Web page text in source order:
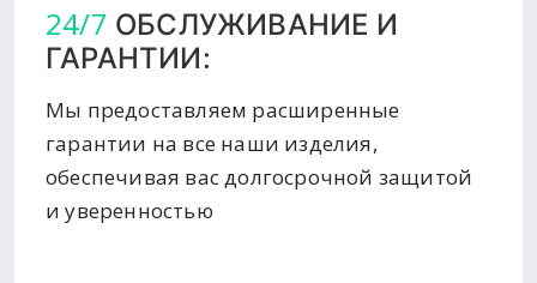
24/7 ОБСЛУЖИВАНИЕ И
ГАРАНТИИ:
Мы предоставляем расширенные
гарантии на все наши изделия,
обеспечивая вас долгосрочной защитой
и уверенностью